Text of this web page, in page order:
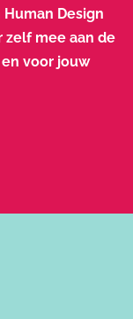
Design
zelf mee aan de
voor jouw